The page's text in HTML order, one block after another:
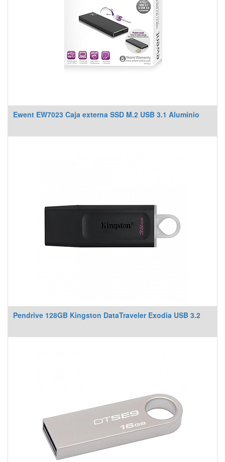
Ewent EW7023 Caja externa SSD M.2 USB 3.1 Aluminio
Pendrive 128GB Kingston DataTraveler Exodia USB 3.2